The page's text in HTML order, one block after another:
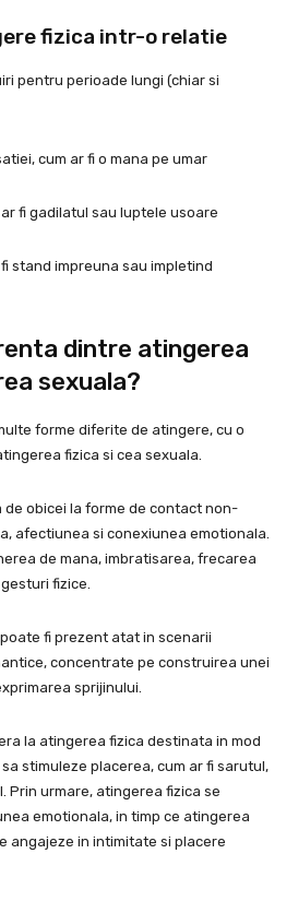
fizica intr-o relatie
pentru perioade lungi (chiar si
cum ar fi o mana pe umar
fi gadilatul sau luptele usoare
stand impreuna sau impletind
dintre atingerea
sexuala?
forme diferite de atingere, cu o
fizica si cea sexuala.
obicei la forme de contact non-
afectiunea si conexiunea emotionala.
de mana, imbratisarea, frecarea
fizice.
fi prezent atat in ​​scenarii
concentrate pe construirea unei
sprijinului.
la atingerea fizica destinata in mod
stimuleze placerea, cum ar fi sarutul,
Prin urmare, atingerea fizica se
emotionala, in timp ce atingerea
angajeze in intimitate si placere